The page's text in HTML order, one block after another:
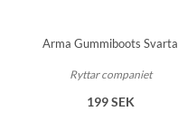
Arma Gummiboots Svarta
Ryttar companiet
199 SEK